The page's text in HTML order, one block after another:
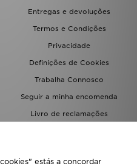
Entregas e devoluções
Termos e Condições
Privacidade
Definições de Cookies
Trabalha Connosco
Seguir a minha encomenda
Livro de reclamações
estás a concordar